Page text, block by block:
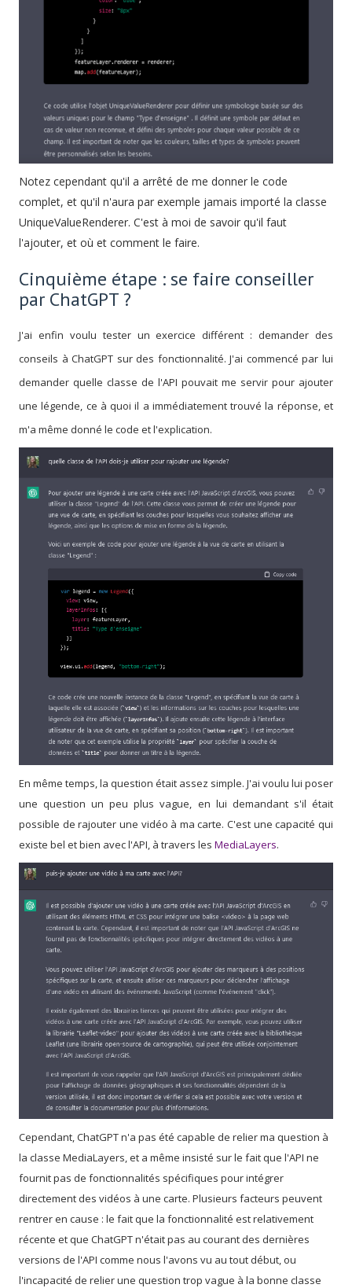
Notez cependant qu'il a arrêté de me donner le code
complet, et qu'il n'aura par exemple jamais importé la classe
UniqueValueRenderer. C'est à moi de savoir qu'il faut
l'ajouter, et où et comment le faire.
Cinquième étape : se faire conseiller
par ChatGPT ?
J'ai enfin voulu tester un exercice différent : demander des
conseils à ChatGPT sur des fonctionnalité. J'ai commencé par lui
demander quelle classe de l'API pouvait me servir pour ajouter
une légende, ce à quoi il a immédiatement trouvé la réponse, et
m'a même donné le code et l'explication.
En même temps, la question était assez simple. J'ai voulu lui poser
une question un peu plus vague, en lui demandant s'il était
possible de rajouter une vidéo à ma carte. C'est une capacité qui
existe bel et bien avec l'API, à travers les MediaLayers.
Cependant, ChatGPT n'a pas été capable de relier ma question à
la classe MediaLayers, et a même insisté sur le fait que l'API ne
fournit pas de fonctionnalités spécifiques pour intégrer
directement des vidéos à une carte. Plusieurs facteurs peuvent
rentrer en cause : le fait que la fonctionnalité est relativement
récente et que ChatGPT n'était pas au courant des dernières
versions de l'API comme nous l'avons vu au tout début, ou
l'incapacité de relier une question trop vague à la bonne classe